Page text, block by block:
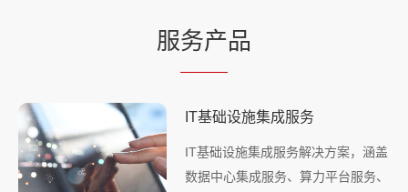
服务产品
IT基础设施集成服务
IT基础设施集成服务解决方案，涵盖
数据中心集成服务、算力平台服务、